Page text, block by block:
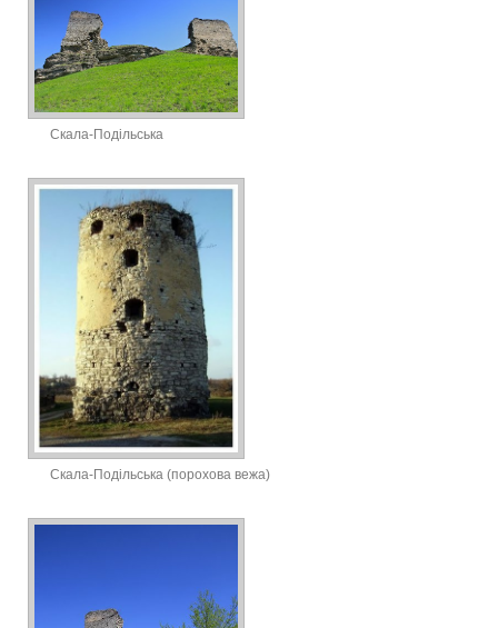
Скала-Подільська
Скала-Подільська (порохова вежа)